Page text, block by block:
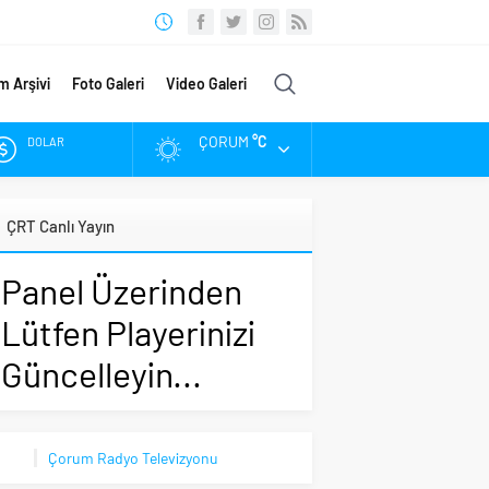
Arşivi Foto Galeri Video Galeri
DOLAR
ALTIN
BIST
ÇORUM °C
ÇRT Canlı Yayın
Panel Üzerinden
Lütfen Playerinizi
Güncelleyin...
Çorum Radyo Televizyonu